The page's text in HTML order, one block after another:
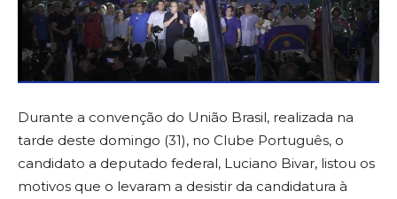
Durante a convenção do União Brasil, realizada na
tarde deste domingo (31), no Clube Português, o
candidato a deputado federal, Luciano Bivar, listou os
motivos que o levaram a desistir da candidatura à